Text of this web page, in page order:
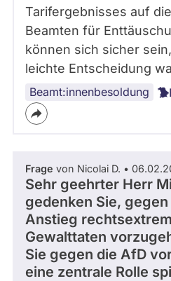
Tarifergebnisses auf
Beamten für
können sich sicher
leichte Entscheidung
Beamt:innenbesoldung
Frage von Nicolai D. •
Sehr geehrter Herr
gedenken Sie,
Anstieg
Gewalttaten
Sie gegen die AfD
eine zentrale Rolle